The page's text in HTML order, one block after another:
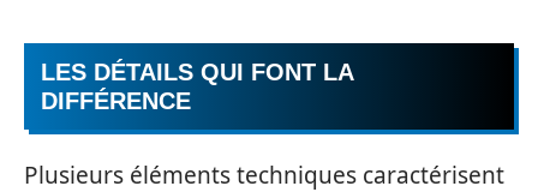
LES DÉTAILS QUI FONT LA
DIFFÉRENCE
Plusieurs éléments techniques caractérisent